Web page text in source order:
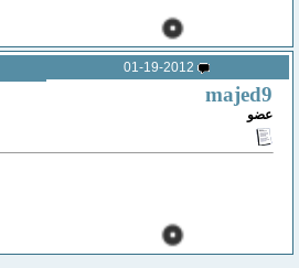
01-19-2012
majed9
عضو